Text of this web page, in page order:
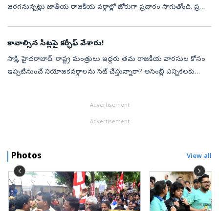
జరగనున్నట్లు జాతీయ రాజకీయ వర్గాల్లో జోరుగా ప్రచారం సాగుతోంది. ప్రధాని
కావాల్సిన సీట్లపై కర్ఛీఫ్ వేశారు!
సాక్షి, హైదరాబాద్‌: రాష్ట్ర మంత్రులు ఇద్దరు తమ రాజకీయ వారసుల కోసం
ఇప్పటినుంచే నియోజకవర్గాలను సెట్‌ చేస్తున్నారా? అసెంబ్లీ ఎన్నికలకు
Advertisement
Advertisement
Photos View all